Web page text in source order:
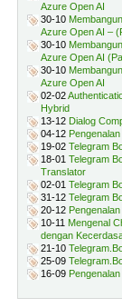
Azure Open AI
30-10
Azure Open AI –
30-10
Azure Open AI
30-10
Azure Open AI
02-02
Hybrid
13-12 Dialog
04-12
19-02 Telegram
18-01 Telegram
Translator
02-01 Telegram
31-12 Telegram
20-12
10-11 Mengenal
dengan
21-10
25-09
16-09